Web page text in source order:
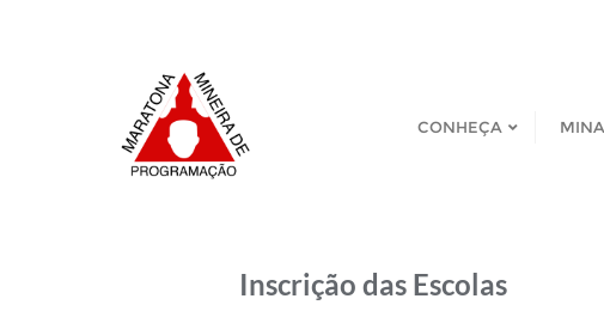
CONHEÇA
Inscrição das Escolas